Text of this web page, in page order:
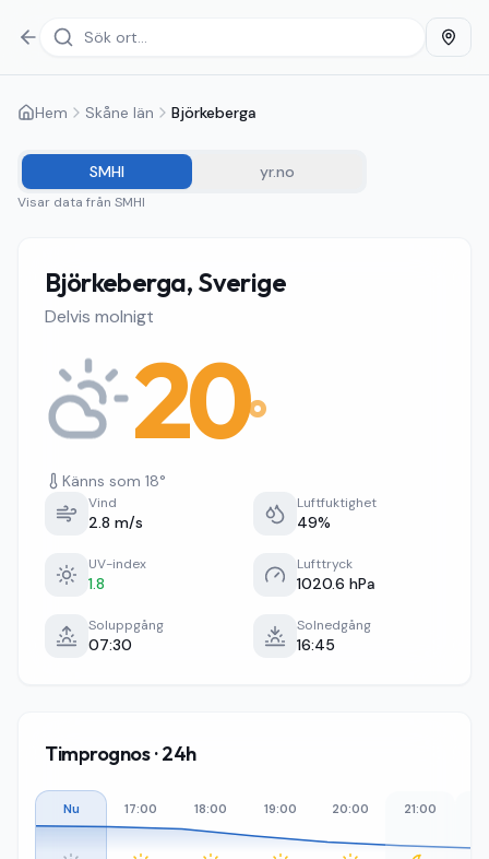
Hem Skåne län Björkeberga
SMHI yr.no
Visar data från SMHI
Björkeberga, Sverige
Delvis molnigt
20°
Känns som 18°
Vind
2.8 m/s
Luftfuktighet
49%
UV-index
1.8
Lufttryck
1020.6 hPa
Soluppgång
07:30
Solnedgång
16:45
Timprognos · 24h
Nu 17:00 18:00 19:00 20:00 21:00